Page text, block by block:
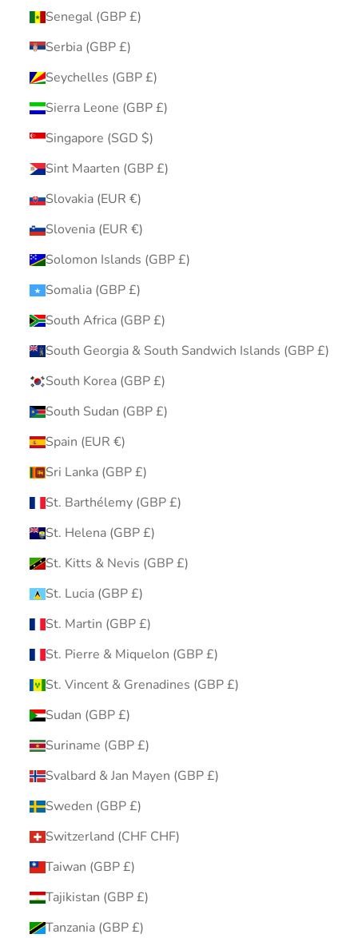
Senegal (GBP £)
Serbia (GBP £)
Seychelles (GBP £)
Sierra Leone (GBP £)
Singapore (SGD $)
Sint Maarten (GBP £)
Slovakia (EUR €)
Slovenia (EUR €)
Solomon Islands (GBP £)
Somalia (GBP £)
South Africa (GBP £)
South Georgia & South Sandwich Islands (GBP £)
South Korea (GBP £)
South Sudan (GBP £)
Spain (EUR €)
Sri Lanka (GBP £)
St. Barthélemy (GBP £)
St. Helena (GBP £)
St. Kitts & Nevis (GBP £)
St. Lucia (GBP £)
St. Martin (GBP £)
St. Pierre & Miquelon (GBP £)
St. Vincent & Grenadines (GBP £)
Sudan (GBP £)
Suriname (GBP £)
Svalbard & Jan Mayen (GBP £)
Sweden (GBP £)
Switzerland (CHF CHF)
Taiwan (GBP £)
Tajikistan (GBP £)
Tanzania (GBP £)